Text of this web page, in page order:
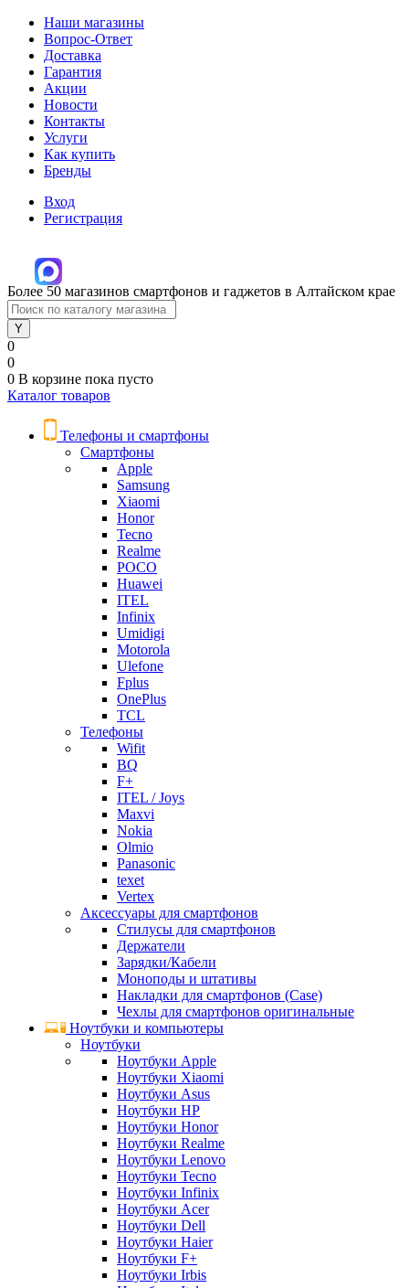
Наши магазины
Вопрос-Ответ
Доставка
Гарантия
Акции
Новости
Контакты
Услуги
Как купить
Бренды
Вход
Регистрация
Более 50 магазинов смартфонов и гаджетов в Алтайском крае
0
0
0 В корзине пока пусто
Каталог товаров
Телефоны и смартфоны
Смартфоны
Apple
Samsung
Xiaomi
Honor
Tecno
Realme
POCO
Huawei
ITEL
Infinix
Umidigi
Motorola
Ulefone
Fplus
OnePlus
TCL
Телефоны
Wifit
BQ
F+
ITEL / Joys
Maxvi
Nokia
Olmio
Panasonic
texet
Vertex
Аксессуары для смартфонов
Стилусы для смартфонов
Держатели
Зарядки/Кабели
Моноподы и штативы
Накладки для смартфонов (Case)
Чехлы для смартфонов оригинальные
Ноутбуки и компьютеры
Ноутбуки
Ноутбуки Apple
Ноутбуки Xiaomi
Ноутбуки Asus
Ноутбуки HP
Ноутбуки Honor
Ноутбуки Realme
Ноутбуки Lenovo
Ноутбуки Tecno
Ноутбуки Infinix
Ноутбуки Acer
Ноутбуки Dell
Ноутбуки Haier
Ноутбуки F+
Ноутбуки Irbis